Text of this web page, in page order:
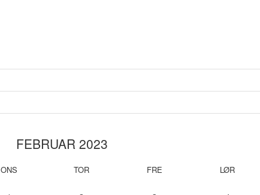
FEBRUAR 2023
ONS TOR FRE LØR